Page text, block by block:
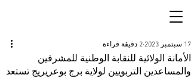
الأمانة الولائية للنقابة الوطنية للمشرفين
والمساعدين التربويين لولاية برج بوعريريج تستعد
17 سبتمبر 2023 2 دقيقة قراءة